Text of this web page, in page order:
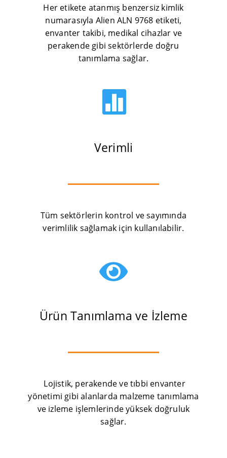
Her etikete atanmış benzersiz kimlik
numarasıyla Alien ALN 9768 etiketi,
envanter takibi, medikal cihazlar ve
perakende gibi sektörlerde doğru
tanımlama sağlar.

Verimli
Tüm sektörlerin kontrol ve sayımında
verimlilik sağlamak için kullanılabilir.

Ürün Tanımlama ve İzleme
Lojistik, perakende ve tıbbi envanter
yönetimi gibi alanlarda malzeme tanımlama
ve izleme işlemlerinde yüksek doğruluk
sağlar.